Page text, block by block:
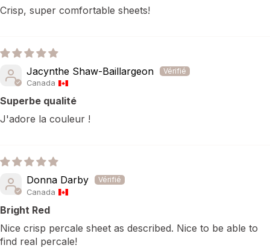
Crisp, super comfortable sheets!
Jacynthe Shaw-Baillargeon
Canada
Superbe qualité
J'adore la couleur !
Donna Darby
Canada
Bright Red
Nice crisp percale sheet as described. Nice to be able to
find real percale!